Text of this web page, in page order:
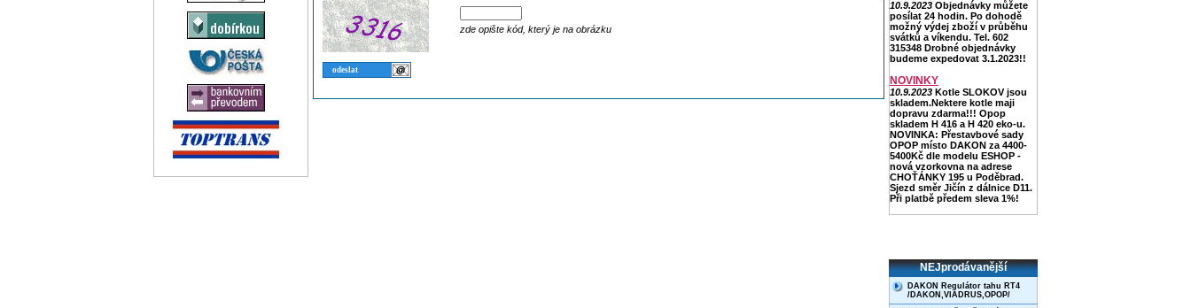
zde opište kód, který je na obrázku
10.9.2023 Objednávky můžete
posílat 24 hodin. Po dohodě
možný výdej zboží v průběhu
svátků a víkendu. Tel. 602
315348 Drobné objednávky
budeme expedovat 3.1.2023!!
NOVINKY
10.9.2023 Kotle SLOKOV jsou
skladem.Nektere kotle maji
dopravu zdarma!!! Opop
skladem H 416 a H 420 eko-u.
NOVINKA: Přestavbové sady
OPOP místo DAKON za 4400-
5400Kč dle modelu ESHOP -
nová vzorkovna na adrese
CHOŤÁNKY 195 u Poděbrad.
Sjezd směr Jičín z dálnice D11.
Při platbě předem sleva 1%!
NEJprodávanější
DAKON Regulátor tahu RT4
/DAKON,VIADRUS,OPOP/